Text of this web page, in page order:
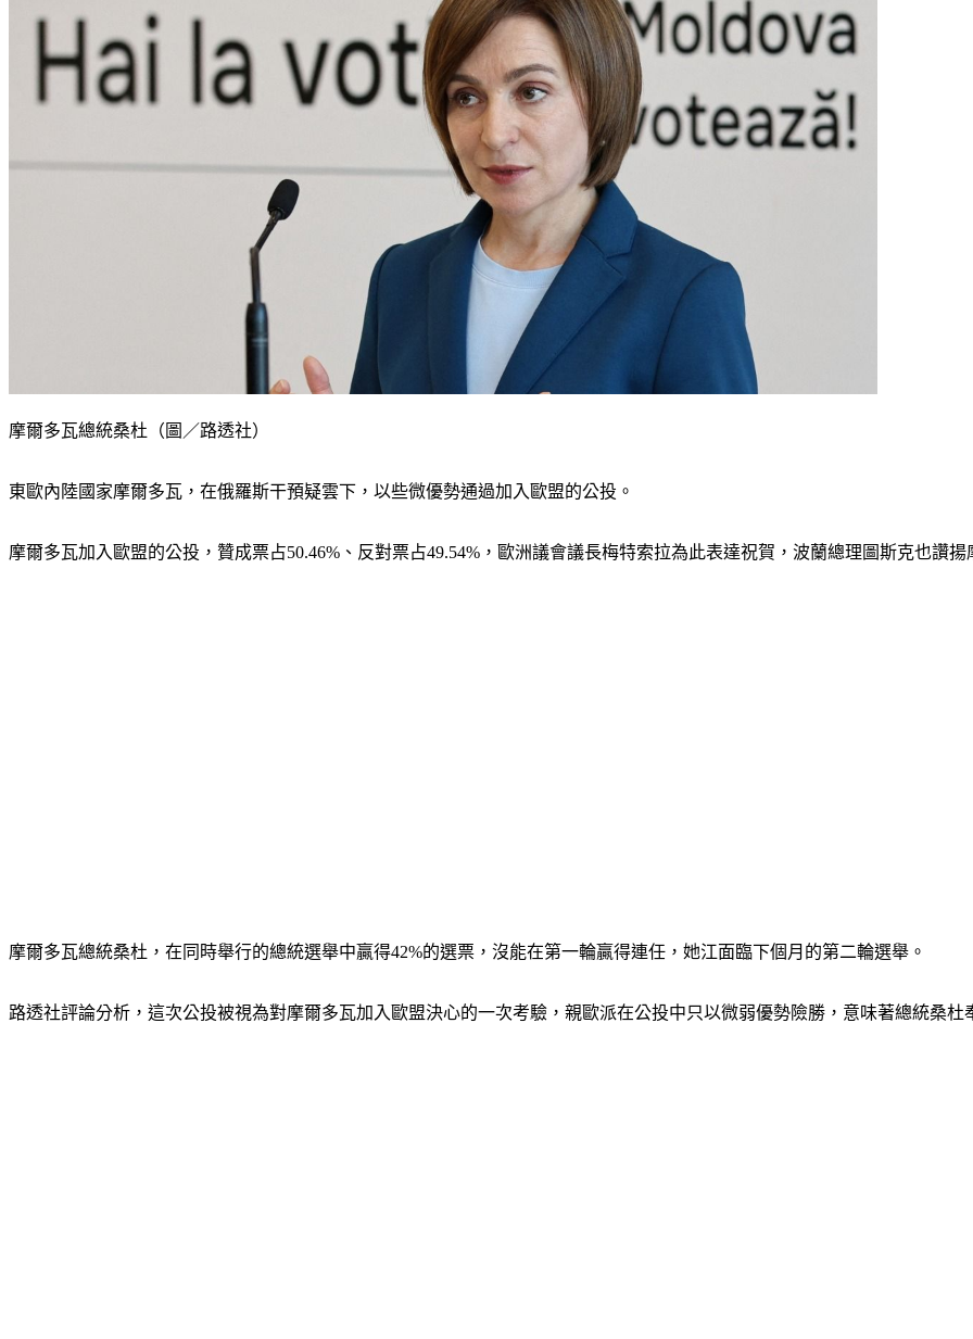
摩爾多瓦總統桑杜（圖／路透社）
東歐內陸國家摩爾多瓦，在俄羅斯干預疑雲下，以些微優勢通過加入歐盟的公投。
摩爾多瓦加入歐盟的公投，贊成票占50.46%、反對票占49.54%，歐洲議會議長梅特索拉為此表達祝賀，波蘭總理圖斯克也讚揚
摩爾多瓦總統桑杜，在同時舉行的總統選舉中贏得42%的選票，沒能在第一輪贏得連任，她江面臨下個月的第二輪選舉。
路透社評論分析，這次公投被視為對摩爾多瓦加入歐盟決心的一次考驗，親歐派在公投中只以微弱優勢險勝，意味著總統桑杜